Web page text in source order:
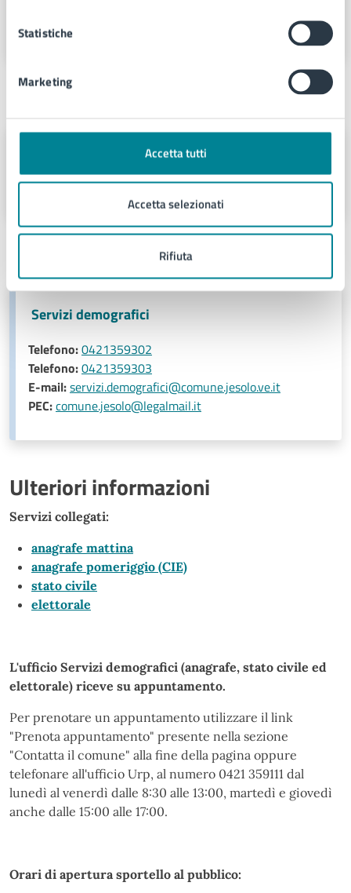
Statistiche
Marketing
Accetta tutti
Accetta selezionati
Rifiuta
Vicesindaco
Sede principale
Municipio di Jesolo
Via Sant'Antonio 11 - Jesolo (VE),
30016
Servizi demografici
Telefono:0421359302
Telefono:0421359303
E-mail:servizi.demografici@comune.jesolo.ve.it
PEC:comune.jesolo@legalmail.it
Ulteriori informazioni
Servizi collegati:
anagrafe mattina
anagrafe pomeriggio (CIE)
stato civile
elettorale
L'ufficio Servizi demografici (anagrafe, stato civile ed
elettorale) riceve su appuntamento.
Per prenotare un appuntamento utilizzare il link
"Prenota appuntamento" presente nella sezione
"Contatta il comune" alla fine della pagina oppure
telefonare all'ufficio Urp, al numero 0421 359111 dal
lunedì al venerdì dalle 8:30 alle 13:00, martedì e giovedì
anche dalle 15:00 alle 17:00.
Orari di apertura sportello al pubblico: